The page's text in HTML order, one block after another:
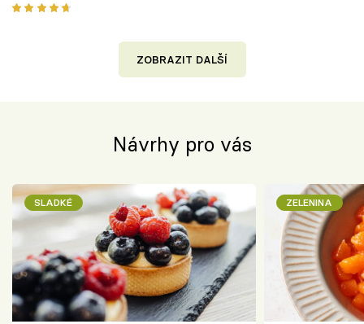
ZOBRAZIT DALŠÍ
Návrhy pro vás
SLADKÉ ZELENINA